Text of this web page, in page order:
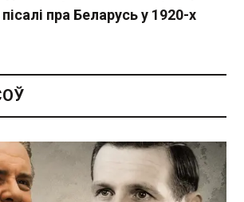
пра Беларусь у 1920-х